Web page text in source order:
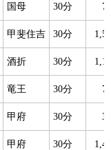
国母 30分
甲斐住吉 30分
酒折 30分
竜王 30分
甲府 30分
甲府 30分